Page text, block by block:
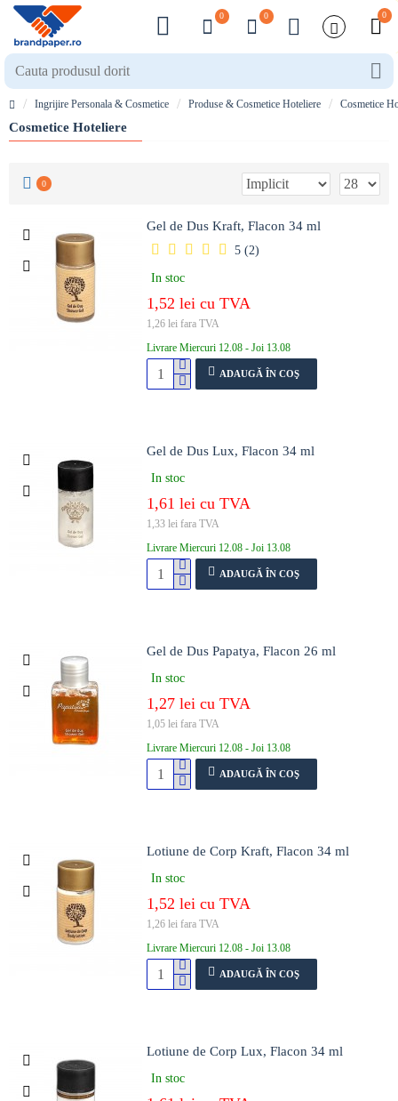
0 0 0
Ingrijire Personala & Cosmetice Produse & Cosmetice Hoteliere Cosmetice
Cosmetice Hoteliere
0
Gel de Dus Kraft, Flacon 34 ml
In stoc
1,52 lei cu TVA
1,26 lei fara TVA
5 (2)
Livrare Miercuri 12.08 - Joi 13.08
ADAUGĂ ÎN COŞ
Gel de Dus Lux, Flacon 34 ml
In stoc
1,61 lei cu TVA
1,33 lei fara TVA
Livrare Miercuri 12.08 - Joi 13.08
ADAUGĂ ÎN COŞ
Gel de Dus Papatya, Flacon 26 ml
In stoc
1,27 lei cu TVA
1,05 lei fara TVA
Livrare Miercuri 12.08 - Joi 13.08
ADAUGĂ ÎN COŞ
Lotiune de Corp Kraft, Flacon 34 ml
In stoc
1,52 lei cu TVA
1,26 lei fara TVA
Livrare Miercuri 12.08 - Joi 13.08
ADAUGĂ ÎN COŞ
Lotiune de Corp Lux, Flacon 34 ml
In stoc